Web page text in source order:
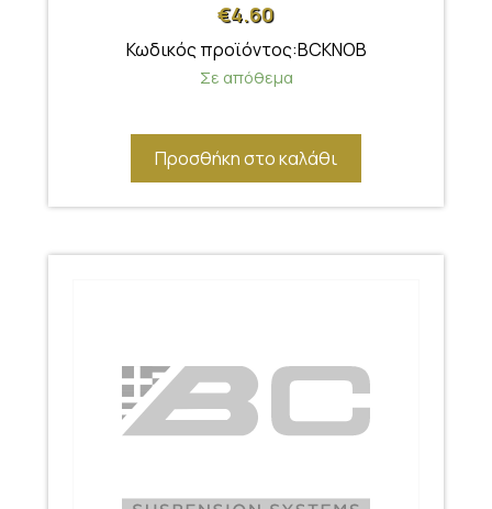
€4.60
Κωδικός προϊόντος:BCKNOB
Σε απόθεμα
Προσθήκη στο καλάθι